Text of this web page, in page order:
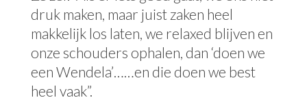
druk maken, maar juist zaken heel
makkelijk los laten, we relaxed blijven en
onze schouders ophalen, dan ‘doen we
een Wendela’……en die doen we best
heel vaak”.